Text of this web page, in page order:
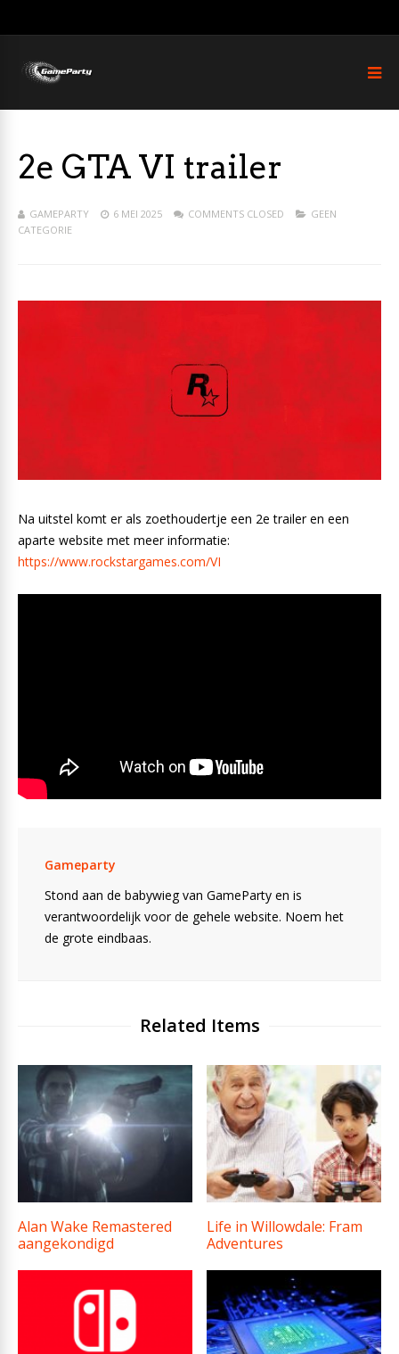
2e GTA VI trailer
GAMEPARTY 6 MEI 2025 COMMENTS CLOSED
GEEN
CATEGORIE
Na uitstel komt er als zoethoudertje een 2e trailer en een
aparte website met meer informatie:
https://www.rockstargames.com/VI
Gameparty
Stond aan de babywieg van GameParty en is
verantwoordelijk voor de gehele website. Noem het
de grote eindbaas.
Related Items
Alan Wake Remastered
aangekondigd
Life in Willowdale: Fram
Adventures